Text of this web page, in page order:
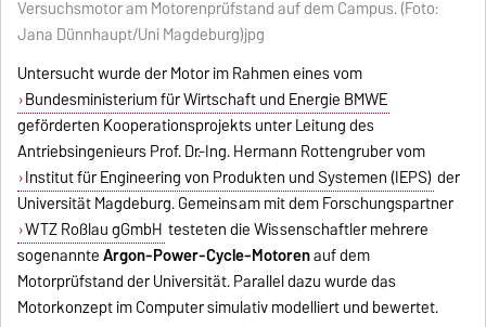
Versuchsmotor am Motorenprüfstand auf dem Campus. (Foto:
Jana Dünnhaupt/Uni Magdeburg)jpg
Untersucht wurde der Motor im Rahmen eines vom
Bundesministerium für Wirtschaft und Energie BMWE
geförderten Kooperationsprojekts unter Leitung des
Antriebsingenieurs Prof. Dr.-Ing. Hermann Rottengruber vom
Institut für Engineering von Produkten und Systemen (IEPS) der
Universität Magdeburg. Gemeinsam mit dem Forschungspartner
WTZ Roßlau gGmbH testeten die Wissenschaftler mehrere
sogenannteArgon-Power-Cycle-Motorenauf dem
Motorprüfstand der Universität. Parallel dazu wurde das
Motorkonzept im Computer simulativ modelliert und bewertet.